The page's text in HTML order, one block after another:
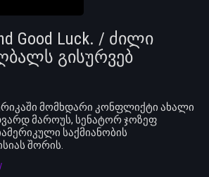
Good Luck. / ძილი
გისურვებ
მომხდარი კონფლიქტი ახალი
მაროუს, სენატორ ჯოზეფ
საქმიანობის
შორის.